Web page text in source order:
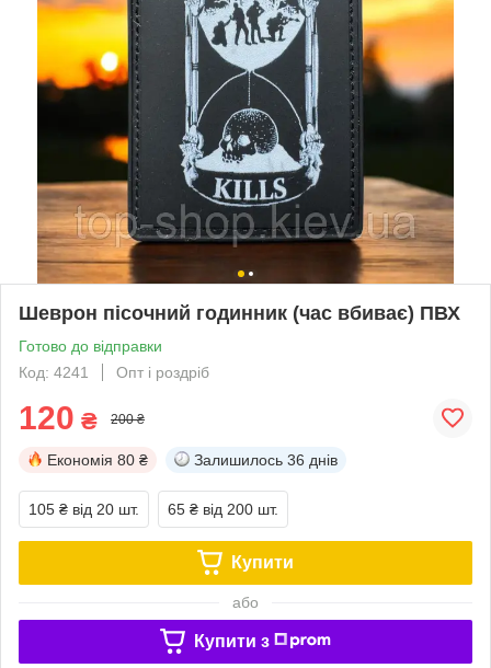
Шеврон пісочний годинник (час вбиває) ПВХ
Готово до відправки
Код: 4241
Опт і роздріб
120 ₴ 200 ₴
Економія 80 ₴ Залишилось 36 днів
105 ₴ від 20 шт. 65 ₴ від 200 шт.
Купити
або
Купити з